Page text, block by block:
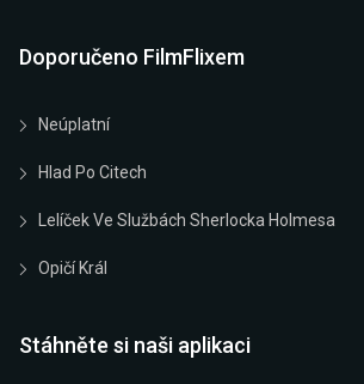
Doporučeno FilmFlixem
Neúplatní
Hlad Po Citech
Lelíček Ve Službách Sherlocka Holmesa
Opičí Král
Stáhněte si naši aplikaci